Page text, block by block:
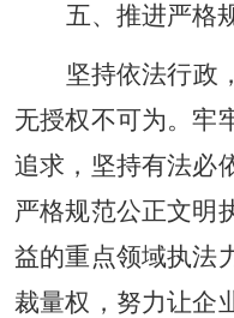
五、推进严格
坚持依法行政
无授权不可为。牢
追求，坚持有法必
严格规范公正文明
益的重点领域执法
裁量权，努力让企